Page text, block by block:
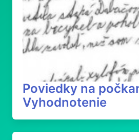
Poviedky na
Vyhodnotenie